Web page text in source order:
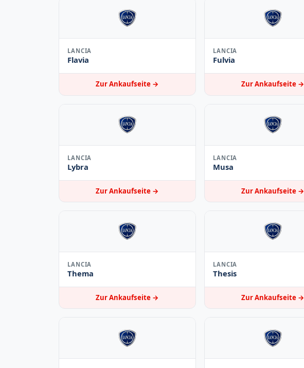
LANCIA
Flavia
Zur Ankaufseite →
LANCIA
Fulvia
Zur Ankaufseite →
LANCIA
Lybra
Zur Ankaufseite →
LANCIA
Musa
Zur Ankaufseite →
LANCIA
Thema
Zur Ankaufseite →
LANCIA
Thesis
Zur Ankaufseite →